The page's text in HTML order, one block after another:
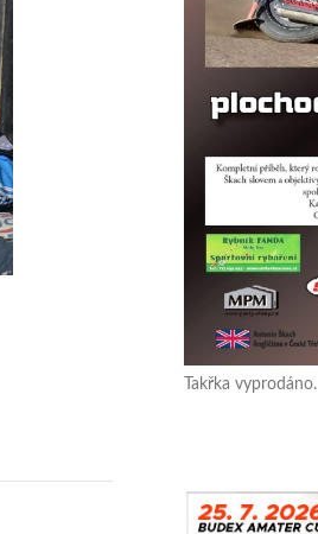
Takřka vyprodáno.